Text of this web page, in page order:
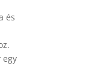
és
egy